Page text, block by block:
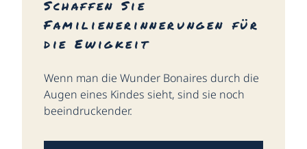
Schaffen Sie
Familienerinnerungen für
die Ewigkeit
Wenn man die Wunder Bonaires durch die
Augen eines Kindes sieht, sind sie noch
beeindruckender.